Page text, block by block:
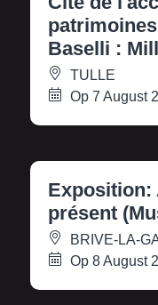
Baselli :
TULLE
Op 7 August
Exposition:
présent
BRIVE-LA-
Op 8 August